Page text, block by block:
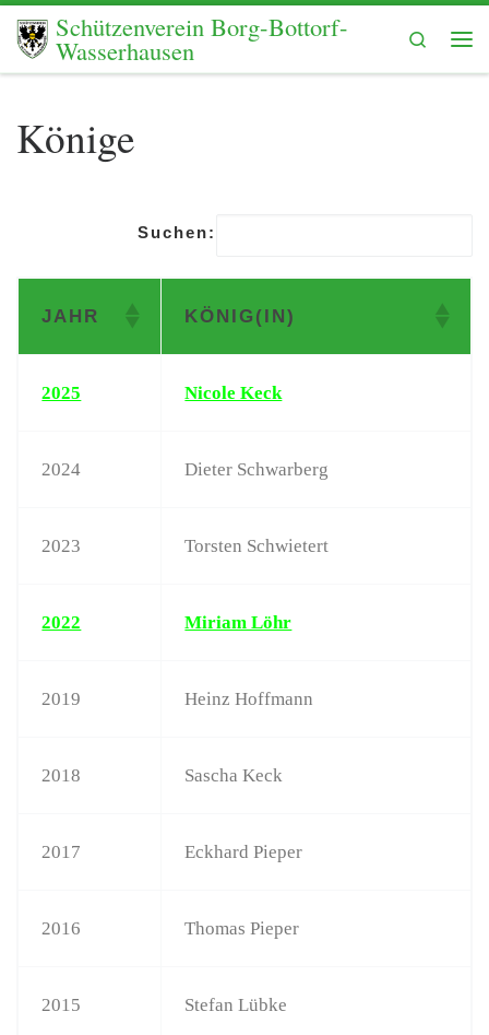
Zum Inhalt springen
Schützenverein Borg-Bottorf-
Wasserhausen
Search
Könige
Suchen:
JAHR KÖNIG(IN)
2025 Nicole Keck
2024 Dieter Schwarberg
2023 Torsten Schwietert
2022 Miriam Löhr
2019 Heinz Hoffmann
2018 Sascha Keck
2017 Eckhard Pieper
2016 Thomas Pieper
2015 Stefan Lübke